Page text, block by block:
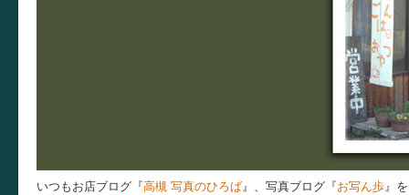
いつもお店ブログ『高槻 写真のひろば』、写真ブログ『お写ん歩』